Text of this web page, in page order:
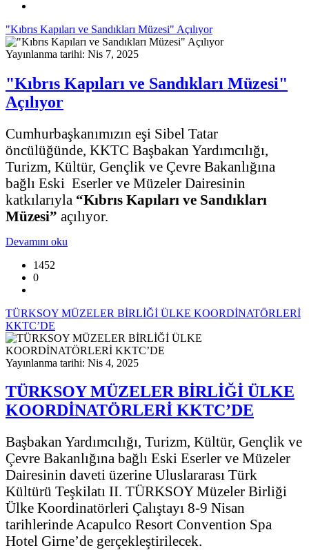
"Kıbrıs Kapıları ve Sandıkları Müzesi" Açılıyor
Yayınlanma tarihi: Nis 7, 2025
"Kıbrıs Kapıları ve Sandıkları Müzesi"
Açılıyor
Cumhurbaşkanımızın eşi Sibel Tatar
öncülüğünde, KKTC Başbakan Yardımcılığı,
Turizm, Kültür, Gençlik ve Çevre Bakanlığına
bağlı Eski Eserler ve Müzeler Dairesinin
katkılarıyla “Kıbrıs Kapıları ve Sandıkları
Müzesi” açılıyor.
Devamını oku
1452
0
TÜRKSOY MÜZELER BİRLİĞİ ÜLKE KOORDİNATÖRLERİ
KKTC’DE
Yayınlanma tarihi: Nis 4, 2025
TÜRKSOY MÜZELER BİRLİĞİ ÜLKE
KOORDİNATÖRLERİ KKTC’DE
Başbakan Yardımcılığı, Turizm, Kültür, Gençlik ve
Çevre Bakanlığına bağlı Eski Eserler ve Müzeler
Dairesinin daveti üzerine Uluslararası Türk
Kültürü Teşkilatı II. TÜRKSOY Müzeler Birliği
Ülke Koordinatörleri Çalıştayı 8-9 Nisan
tarihlerinde Acapulco Resort Convention Spa
Hotel Girne’de gerçekleştirilecek.